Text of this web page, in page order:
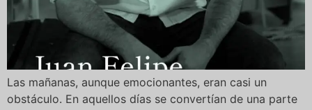
Las mañanas, aunque emocionantes, eran casi un
obstáculo. En aquellos días se convertían de una parte